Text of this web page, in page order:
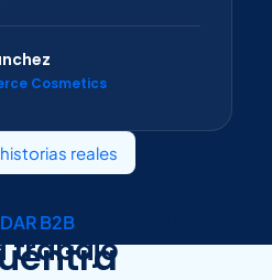
Cosmetics
reales
para
trabajo
B2B